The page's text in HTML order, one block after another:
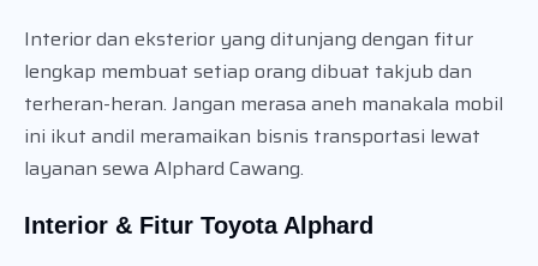
Interior dan eksterior yang ditunjang dengan fitur
lengkap membuat setiap orang dibuat takjub dan
terheran-heran. Jangan merasa aneh manakala mobil
ini ikut andil meramaikan bisnis transportasi lewat
layanan sewa Alphard Cawang.
Interior & Fitur Toyota Alphard